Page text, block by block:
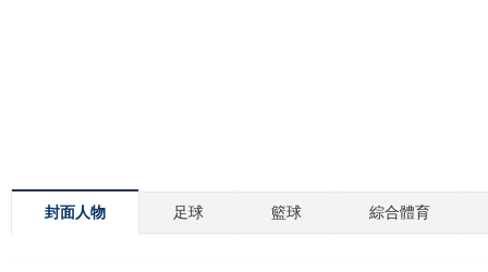
封面人物 足球 籃球 綜合體育